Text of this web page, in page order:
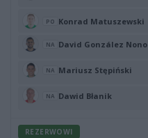
PO Konrad Matuszewski
NA David González Nono
NA Mariusz Stępiński
NA Dawid Błanik
REZERWOWI